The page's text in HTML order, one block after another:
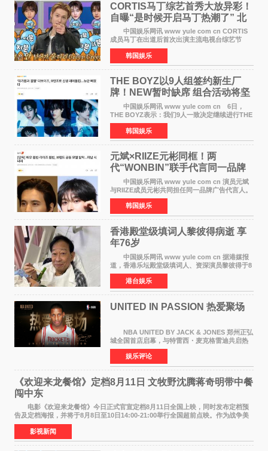
CORTIS马丁综艺首秀大放异彩！
自曝“是时候开启马丁热潮了” 北
美巡演火热进行中
中国娱乐网讯 www yule com cn CORTIS
成员马丁在出道后首次出演主流电视台综艺节
目，展现了多才多艺的魅力。 马丁出演了5日
播出的MBC《Radio Star》Fashion与Passion
之间，I&lsquo;m
韩国娱乐
THE BOYZ以9人组签约新生厂
牌！NEW暂时缺席 组合活动将坚
定不移继续
中国娱乐网讯 www yule com cn 6日，
THE BOYZ表示：我们9人一致决定继续进行THE
BOYZ组合活动，并且已经完成了组合团体活动
签约。目前正在新生厂牌下进行活动准备。尚未
离开THE BOYZ原所
韩国娱乐
元斌×RIIZE元彬同框！两
代“WONBIN”联手代言同一品牌
颜值天花板合体
中国娱乐网讯 www yule com cn 演员元斌
与RIIZE成员元彬共同担任同一品牌广告代言人。
6日据独家报道，继演员元斌之后，RIIZE元彬最
近也被选为某在线中介平台A公司的共同广告代言
人，两人将作
韩国娱乐
香港殿堂级填词人黎彼得病逝 享
年76岁​
中国娱乐网讯 www yule com cn 据港媒报
道，香港乐坛殿堂级填词人、资深演员黎彼得于8
月5日上午因病离世，终年76岁。好友钟志光透
露，黎彼得今年3月中风后便卧床休养，身体机能
持续衰退，最
港台娱乐
UNITED IN PASSION 热爱聚场
NBA UNITED BY JACK & JONES 郑州正弘
城全国首店启幕，与特雷西・麦克格雷迪共启热
爱 2026 年7 月21 日，
NBAUNITEDBYJACK&JONES 全国首店，于郑
州正弘城正式启幕。NBA 传奇球星
娱乐评论
《欢迎来龙餐馆》定档8月11日 文牧野沈腾蒋奇明带中餐
闯中东
电影《欢迎来龙餐馆》今日正式官宣定档8月11日全国上映，同时发布定档预
告及定档海报，并将于8月8日至10日14:00-21:00举行全国超前点映。作为战争美
食大片，影片讲述的是中国厨师徐福（沈腾
影视新闻